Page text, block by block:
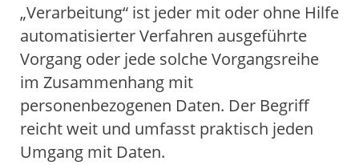
„Verarbeitung“ ist jeder mit oder ohne Hilfe
automatisierter Verfahren ausgeführte
Vorgang oder jede solche Vorgangsreihe
im Zusammenhang mit
personenbezogenen Daten. Der Begriff
reicht weit und umfasst praktisch jeden
Umgang mit Daten.